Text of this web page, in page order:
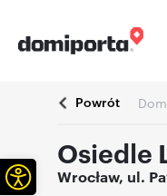
Powrót
Osiedle
Wrocław, ul.
Otwórz pasek narzędzi